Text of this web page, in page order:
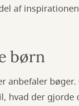
af
børn
anbefaler
hvad der gjorde